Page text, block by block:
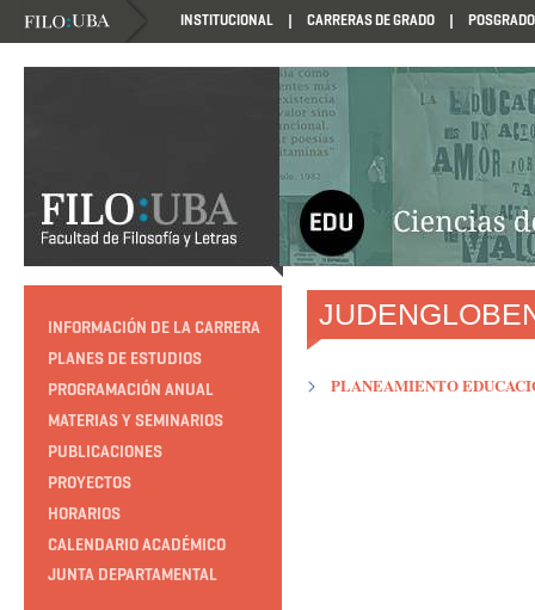
INSTITUCIONAL CARRERAS DE GRADO POSGRADO
HTTP://EDUCACION.FILO.UBA.AR/PROGRAMACION1985
INFORMACIÓN DE LA CARRERA
PLANES DE ESTUDIOS
PROGRAMACIÓN ANUAL
MATERIAS Y SEMINARIOS
PUBLICACIONES
PROYECTOS
HORARIOS
CALENDARIO ACADÉMICO
JUNTA DEPARTAMENTAL
PLANEAMIENTO